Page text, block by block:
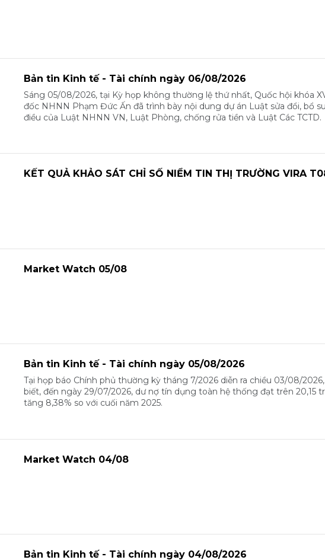
Bản tin Kinh tế - Tài chính ngày 06/08/2026
Sáng 05/08/2026, tại Kỳ họp không thường lệ thứ nhất, Quốc hội khóa
đốc NHNN Phạm Đức Ấn đã trình bày nội dung dự án Luật sửa đổi, bổ
điều của Luật NHNN VN, Luật Phòng, chống rửa tiền và Luật Các TCTD.
KẾT QUẢ KHẢO SÁT CHỈ SỐ NIỀM TIN THỊ TRƯỜNG VIRA
Market Watch 05/08
Bản tin Kinh tế - Tài chính ngày 05/08/2026
Tại họp báo Chính phủ thường kỳ tháng 7/2026 diễn ra chiều 03/08/
biết, đến ngày 29/07/2026, dư nợ tín dụng toàn hệ thống đạt trên 20,15
tăng 8,38% so với cuối năm 2025.
Market Watch 04/08
Bản tin Kinh tế - Tài chính ngày 04/08/2026